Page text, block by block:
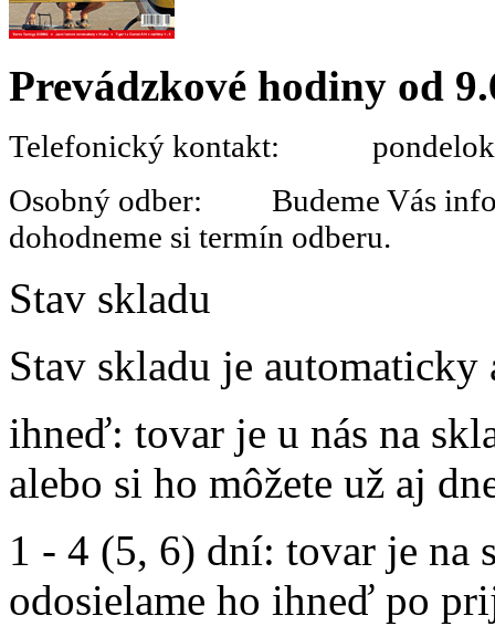
Prevádzkové hodiny od
Telefonický kontakt:
Osobný odber: Budeme Vás
dohodneme si termín odberu.
Stav skladu
Stav skladu je
ihneď: tovar je u nás na
alebo si ho môžete už aj
1 - 4 (5, 6) dní: tovar je na
odosielame ho ihneď po